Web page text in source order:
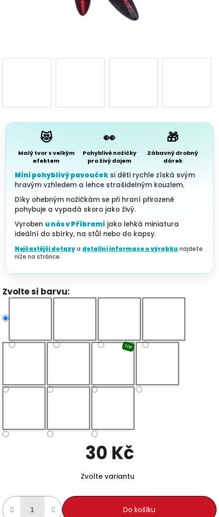
nás
Blog
😻
Malý tvor s velkým
efektem
👀
Pohyblivé nožičky
pro živý dojem
🎁
Zábavný drobný
dárek
Mini pohyblivý pavoučeksi děti rychle získá svým
hravým vzhledem a lehce strašidelným kouzlem.
Díky ohebným nožičkám se při hraní přirozeně
pohybuje a vypadá skoro jako živý.
Vyroben u nás v Příbrami jako lehká miniatura
ideální do sbírky, na stůl nebo do kapsy.
Nejčastější dotazya detailní informace o výrobku najdete
níže na stránce.
Zvolte si barvu:
TOP
30 Kč
Zvolte variantu
Do košíku